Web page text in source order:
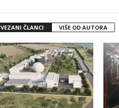
VEZANI ČLANCI VIŠE OD AUTORA